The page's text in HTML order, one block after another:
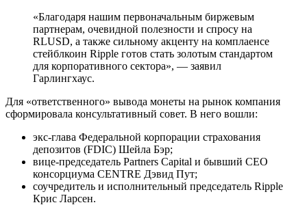
«Благодаря нашим первоначальным биржевым
партнерам, очевидной полезности и спросу на
RLUSD, а также сильному акценту на комплаенсе
стейблкоин Ripple готов стать золотым стандартом
для корпоративного сектора», — заявил
Гарлингхаус.
Для «ответственного» вывода монеты на рынок компания
сформировала консультативный совет. В него вошли:
экс-глава Федеральной корпорации страхования
депозитов (FDIC) Шейла Бэр;
вице-председатель Partners Capital и бывший CEO
консорциума CENTRE Дэвид Пут;
соучредитель и исполнительный председатель Ripple
Крис Ларсен.